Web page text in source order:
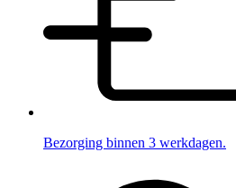
Bezorging binnen 3 werkdagen.